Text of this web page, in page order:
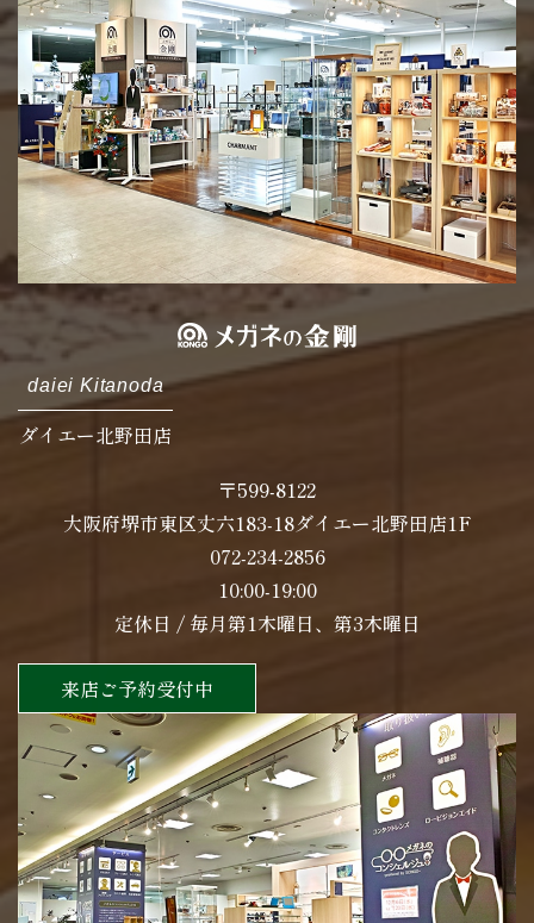
daiei Kitanoda
ダイエー北野田店
〒599-8122
大阪府堺市東区丈六183-18ダイエー北野田店1F
072-234-2856
10:00-19:00
定休日 / 毎月第1木曜日、第3木曜日
来店ご予約受付中